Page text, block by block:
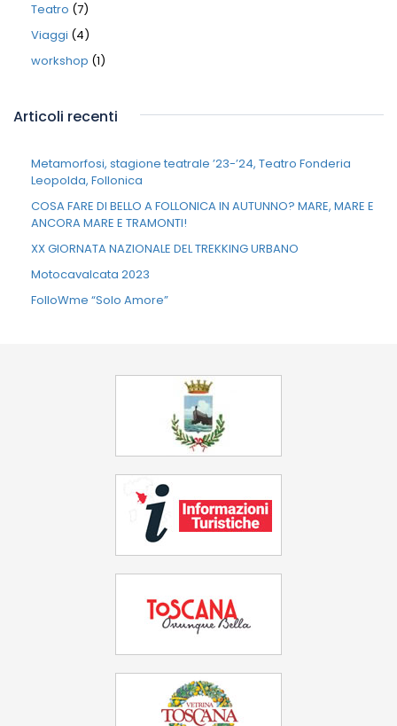
Teatro (7)
Viaggi (4)
workshop (1)
Articoli recenti
Metamorfosi, stagione teatrale ’23-’24, Teatro Fonderia
Leopolda, Follonica
COSA FARE DI BELLO A FOLLONICA IN AUTUNNO? MARE, MARE E
ANCORA MARE E TRAMONTI!
XX GIORNATA NAZIONALE DEL TREKKING URBANO
Motocavalcata 2023
FolloWme “Solo Amore”